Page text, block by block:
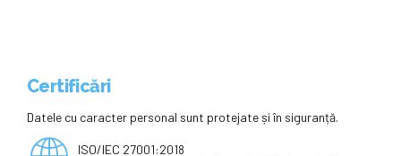
Certificări
Datele cu caracter personal sunt protejate și în siguranță.
ISO/IEC 27001:2018